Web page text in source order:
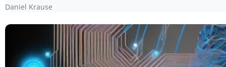
Daniel Krause